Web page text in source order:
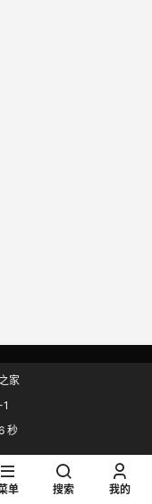
家
秒
单 搜索 我的